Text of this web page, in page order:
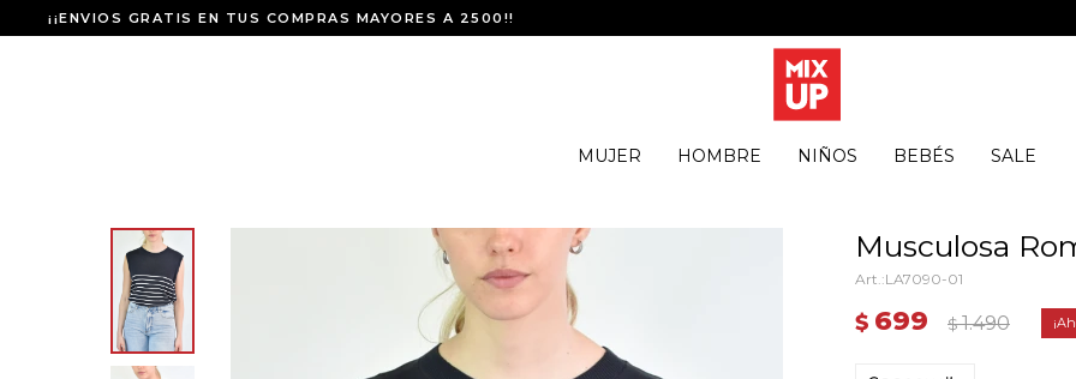
MUJER HOMBRE NIÑOS BEBÉS SALE
¡¡ENVIOS GRATIS EN TUS COMPRAS MAYORES A 2500!!
Musculosa
LA7090-01
$ 699 $ 1.490